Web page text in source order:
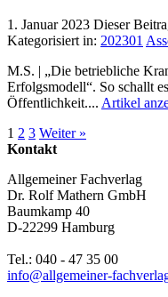
1. Januar 2023 Dieser
Kategorisiert in: 202301
M.S. | „Die betriebliche
Erfolgsmodell“. So schallt
Öffentlichkeit.... Artikel
1 2 3 Weiter »
Kontakt
Allgemeiner Fachverlag
Dr. Rolf Mathern GmbH
Baumkamp 40
D-22299 Hamburg
Tel.: 040 - 47 35 00
info@allgemeiner-